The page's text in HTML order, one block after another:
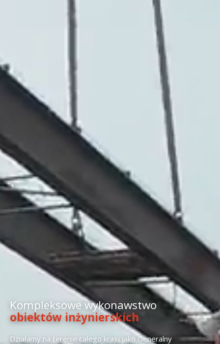
Kompleksowe wykonawstwo
obiektów inżynierskich
Działamy na terenie całego kraju jako Generalny